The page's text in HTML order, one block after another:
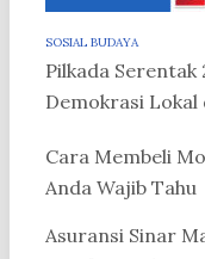
SOSIAL BUDAYA
Pilkada
Demokrasi Lokal
Cara Membeli
Anda Wajib Tahu
Asuransi Sinar